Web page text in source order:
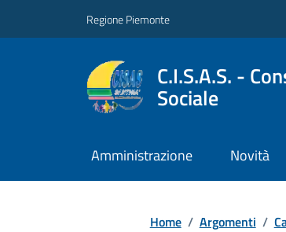
Regione Piemonte
C.I.S.A.S. -
Sociale
Amministrazione Novità
Home / Argomenti /